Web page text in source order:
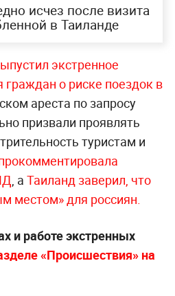
исчез после визита
в Таиланде
экстренное
о риске поездок в
ареста по запросу
призвали проявлять
туристам и
, а Таиланд заверил, что
местом» для россиян.
и работе экстренных
«Происшествия» на